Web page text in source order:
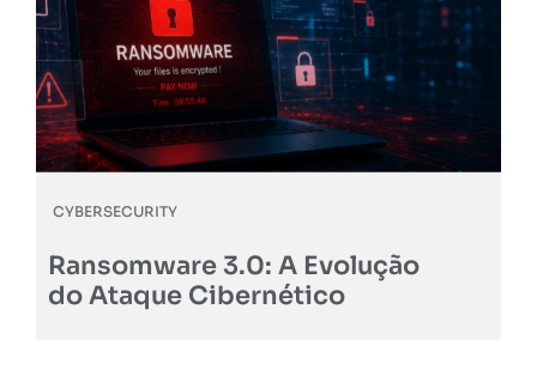
CYBERSECURITY
Ransomware 3.0: A Evolução
do Ataque Cibernético